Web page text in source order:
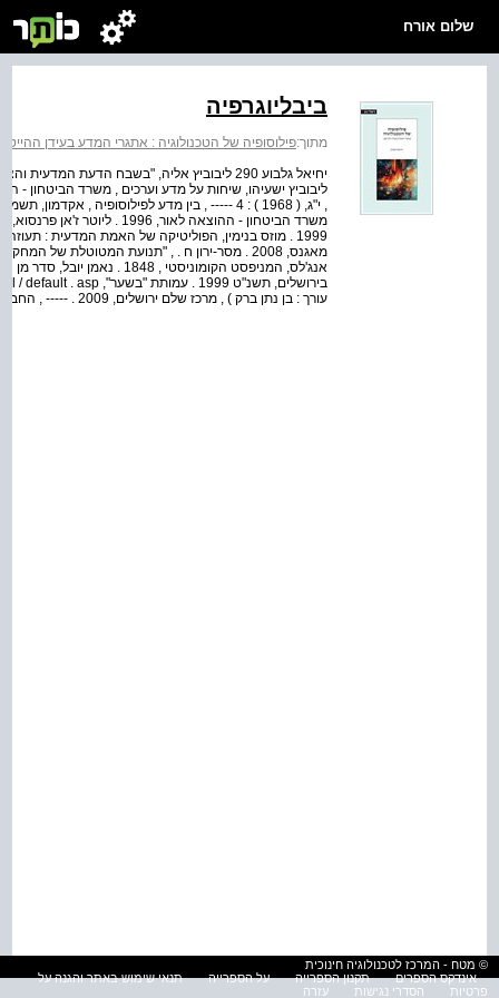
שלום אורח
ביבליוגרפיה
מתוך:פילוסופיה של הטכנולוגיה : אתגרי המדע בעידן ההייטק
, י"ג, ( 1968 ) : 4 ‑‑‑‑‑ , בין מדע לפילוסופיה ,
משרד הביטחון - ההוצאה
אנג'לס, המניפסט
עורך : בן נתן ברק ) , מרכז שלם ירושלים, 2009 . ‑‑‑‑‑ , החברה הפתוחה ואויביה...
© מטח - המרכז לטכנולוגיה חינוכית
אינדקס הספרים
תקנון הספרייה על הספרייה
תנאי שימוש באתר והגנה על
פרטיות
הסדרי נגישות עזרה